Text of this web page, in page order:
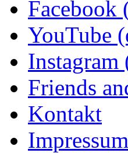
Facebook
YouTube
Friends
Kontakt
Impressum